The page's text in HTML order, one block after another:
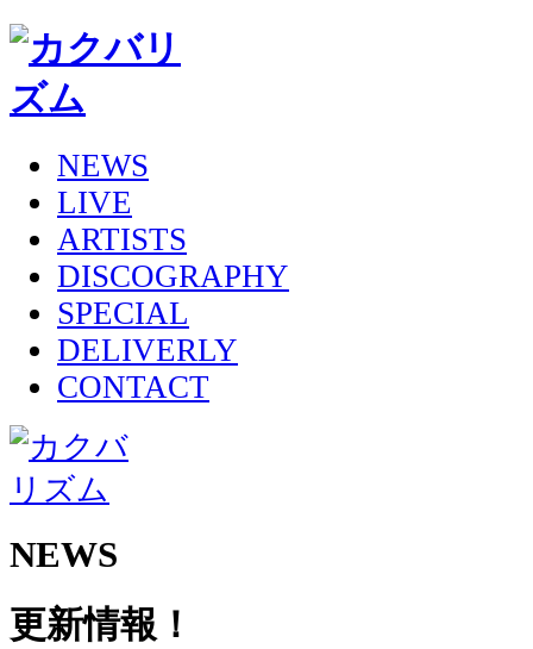
NEWS
LIVE
ARTISTS
DISCOGRAPHY
SPECIAL
DELIVERLY
CONTACT
NEWS
更新情報！